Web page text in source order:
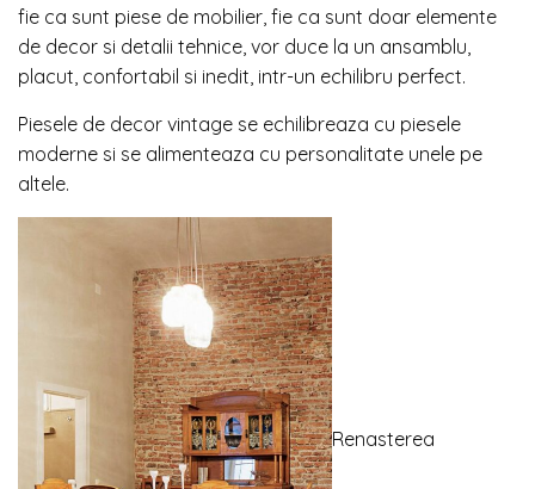
fie ca sunt piese de mobilier, fie ca sunt doar elemente
de decor si detalii tehnice, vor duce la un ansamblu,
placut, confortabil si inedit, intr-un echilibru perfect.
Piesele de decor vintage se echilibreaza cu piesele
moderne si se alimenteaza cu personalitate unele pe
altele.
Renasterea